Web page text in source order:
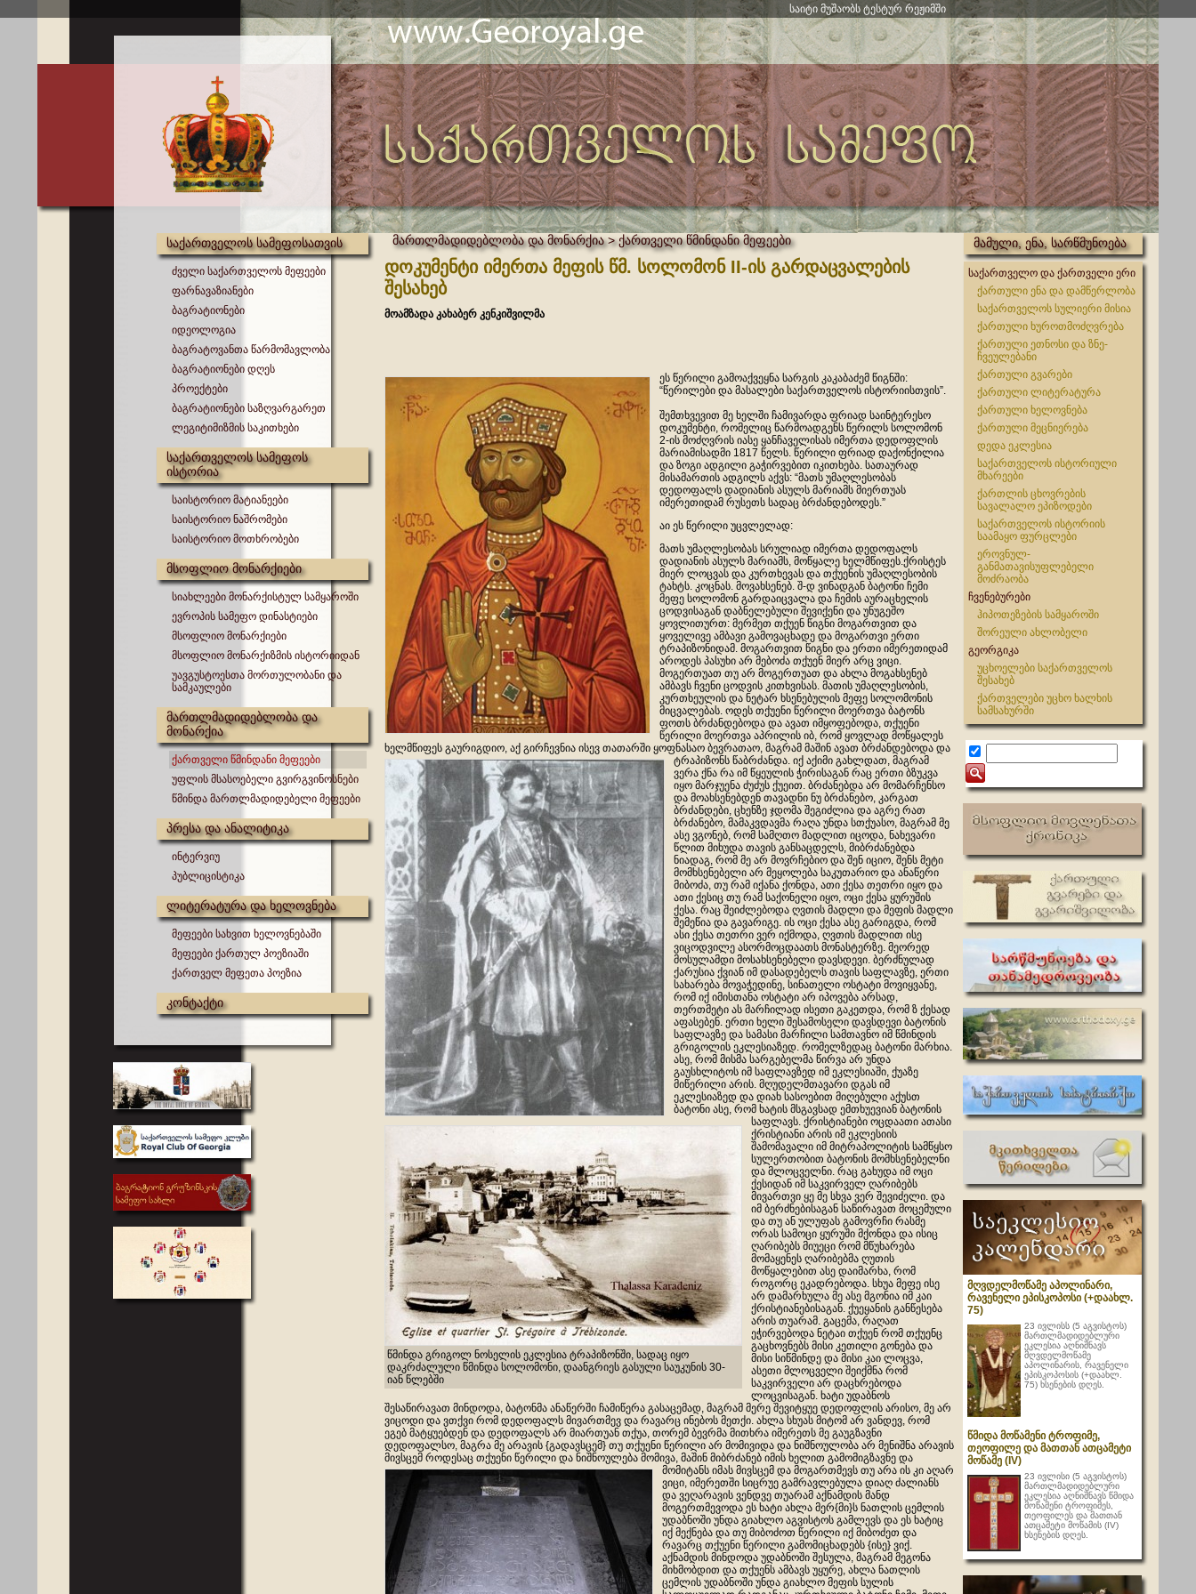
საიტი მუშაობს ტესტურ რეჟიმში
საქართველოს სამეფოსათვის
ძველი საქართველოს მეფეები
ფარნავაზიანები
ბაგრატიონები
იდეოლოგია
ბაგრატოვანთა წარმომავლობა
ბაგრატიონები დღეს
პროექტები
ბაგრატიონები საზღვარგარეთ
ლეგიტიმიზმის საკითხები
საქართველოს სამეფოს
ისტორია
საისტორიო მატიანეები
საისტორიო ნაშრომები
საისტორიო მოთხრობები
მსოფლიო მონარქიები
სიახლეები მონარქისტულ სამყაროში
ევროპის სამეფო დინასტიები
მსოფლიო მონარქიები
მსოფლიო მონარქიზმის ისტორიიდან
უავგუსტოესთა მორთულობანი და
სამკაულები
მართლმადიდებლობა და
მონარქია
ქართველი წმინდანი მეფეები
უფლის მსასოებელი გვირგვინოსნები
წმინდა მართლმადიდებელი მეფეები
პრესა და ანალიტიკა
ინტერვიუ
პუბლიცისტიკა
ლიტერატურა და ხელოვნება
მეფეები სახვით ხელოვნებაში
მეფეები ქართულ პოეზიაში
ქართველ მეფეთა პოეზია
კონტაქტი
მართლმადიდებლობა და მონარქია > ქართველი წმინდანი მეფეები
დოკუმენტი იმერთა მეფის წმ. სოლომონ II-ის გარდაცვალების
შესახებ
მოამზადა კახაბერ კენკიშვილმა
ეს წერილი გამოაქვეყნა სარგის კაკაბაძემ წიგნში:
“წერილები და მასალები საქართველოს ისტორიისთვის”.
შემთხვევით მე ხელში ჩამივარდა ფრიად საინტერესო
დოკუმენტი, რომელიც წარმოადგენს წერილს სოლომონ
2-ის მოძღვრის იასე ყანჩაველისას იმერთა დედოფლის
მარიამისადმი 1817 წელს. წერილი ფრიად დაქონქილია
და ზოგი ადგილი გაჭირვებით იკითხება. სათაურად
მისამართის ადგილს აქვს: “მათს უმაღლესობას
დედოფალს დადიანის ასულს მარიამს მიერთუას
იმერეთიდამ რუსეთს სადაც ბრძანდებოდეს.”
აი ეს წერილი უცვლელად:
მათს უმაღლესობას სრულიად იმერთა დედოფალს
დადიანის ასულს მარიამს, მოწყალე ხელმწიფეს.ქრისტეს
მიერ ლოცვას და კურთხევას და თქუენის უმაღლესობის
ტახტს. კოცნას. მოვახსენებ. შ-დ ვინადგან ბატონი ჩემი
მეფე სოლომონ გარდაიცვალა და ჩემის აურაცხელის
ცოდვისაგან დაბნელებული შევიქენი და უნუგეშო
ყოვლითურთ: მერმეთ თქუენ წიგნი მოგართვით და
ყოველივე ამბავი გამოვაცხადე და მოგართვი ერთი
ტრაპიზონიდამ. მოგართვით წიგნი და ერთი იმერეთიდამ
აროდეს პასუხი არ მებოძა თქუენ მიერ არც ვიცი.
მოგერთუათ თუ არ მოგერთუათ და ახლა მოგახსენებ
ამბავს ჩვენი ცოდვის კითხვისას. მათის უმაღლესობის,
კურთხეულის და ნეტარ ხსენებულის მეფე სოლომონის
მიცვალებას. ოდეს თქუენი წერილი მოერთვა ბატონს
ფოთს ბრძანდებოდა და ავათ იმყოფებოდა, თქუენი
წერილი მოერთვა აპრილის იბ, რომ ყოვლად მოწყალეს
ხელმწიფეს გაურიგდიო, აქ გირჩევნია ისევ თათარში ყოფნასაო ბევრათაო, მაგრამ მაშინ ავათ ბრძანდებოდა და
ტრაპიზონს წაბრძანდა. იქ აქიმი გახლდათ, მაგრამ
ვერა ქნა რა იმ წყეულის ჭირისაგან რაც ერთი ბზუკვა
იყო მარჯუენა ძუძუს ქუეით. ბრძანებდა არ მომარჩენსო
და მოახსენებდენ თავადნი ნუ ბრძანებო, კარგათ
ბრძანდები, ცხენზე ჯდომა შეგიძლია და აგრე რათ
ბრძანებო, მამაკვდავმა რაღა უნდა სთქუასო, მაგრამ მე
ასე ვგონებ, რომ სამღთო მადლით იცოდა, ნახევარი
წლით მიხუდა თავის განსაცდელს, მიბრძანებდა
ნიადაგ, რომ მე არ მოვრჩებიო და შენ იციო, შენს მეტი
მომხსენებელი არ მეყოლება საკუთარიო და ანაწერი
მიბოძა, თუ რამ იქანა ქონდა, ათი ქესა თეთრი იყო და
ათი ქესიც თუ რამ საქონელი იყო, ოცი ქესა ყურუშის
ქესა. რაც შეიძლებოდა ღვთის მადლი და მეფის მადლი
შემეწია და გავარიგე. ის ოცი ქესა ასე გარიგდა, რომ
ასი ქესა თეთრი ვერ იქმოდა, ღვთის მადლით ისე
ვიცოდვილე ასორმოცდაათს მონასტერზე. მეორედ
მოსულამდი მოსახსენებელი დავსდევი. ბერძნულად
ქარუსია ქვიან იმ დასადებელს თავის საფლავზე, ერთი
სახარება მოვაჭედინე, სინათელი ოსტატი მოვიყვანე,
რომ იქ იმისთანა ოსტატი არ იპოვება არსად,
თერთმეტი ას მარჩილად ისეთი გაკეთდა, რომ ზ ქესად
აფასებენ. ერთი ხელი შესამოსელი დავსდევი ბატონის
საფლავზე და სამასი მარჩილი სამთავნო იმ წმინდის
გრიგოლის ეკლესიაზედ. რომელზედაც ბატონი მარხია.
ასე, რომ მისმა სარგებელმა წირვა არ უნდა
გაუსხლიტოს იმ საფლავზედ იმ ეკლესიაში, ქუაზე
მიწერილი არის. მღუდელმთავარი დგას იმ
ეკლესიაზედ და დ
წმინდა გრიგოლ ნოსელის ეკლესია ტრაპიზონში, სადაც იყო
დაკრძალული წმინდა სოლომონი, დაანგრიეს გასული საუკუნის 30-
იან წლებში
იახ სასოებით მიღებული აქუსთ
ბატონი ასე, რომ ხატის მსგავსად ემთხუევიან ბატონის
საფლავს. ქრისტიანები ოცდაათი ათასი
ქრისტიანი არის იმ ეკლესიის
შამომავალი იმ მიტრაპოლიტის სამწყსო
სულერთობით ბატონის მომხსენებელნი
და მლოცველნი. რაც გახუდა იმ ოცი
ქესიდან იმ საკვირველ ღარიბებს
მივართვი ყე მე სხვა ვერ შევიძელი. და
იმ ბერძნებისაგან საწირავათ მოცემული
და თუ ან ულუფას გამოვრჩი რასმე
ორას სამოცი ყურუში მქონდა და ისიც
ღარიბებს მიუეცი რომ მწუხარება
მომაყენეს ღარიბებმა ღუთის
მოწყალებით ასე დაიმარხა, რომ
როგორც ეკადრებოდა. სხუა მეფე ისე
არ დამარხულა მე ასე მგონია იმ კაი
ქრისტიანებისაგან. ქუეყანის განწესება
არის თუარამ. გაცემა, რაღათ
ეჭირვებოდა ნეტაი თქუენ რომ თქუენც
გაცხოვნებს მისი კეთილი გონება და
მისი სიწმინდე და მისი კაი ლოცვა,
ასეთი მლოცველი შეიქმნა რომ
საკვირველი არ დაცხრებოდა
ლოცვისაგან. ხატი უდაბნოს
შესაწირავათ მინდოდა, ბატონმა ანაწერში ჩამიწერა გასაცემად, მაგრამ მერე შევიტყუე დედოფლის არისო, მე არ
ვიცოდი და ვთქვი რომ დედოფალს მივართმევ და რავარც ინებოს მეთქი. ახლა სხუას მიტომ არ ვანდევ, რომ
ეგებ მატყუებდენ და დედოფალს არ მიართუან თქუა, თორემ ბევრმა მითხრა იმერეთს მე გაუგზავნი
დედოფალსო, მაგრა მე არავის {გადავსცემ} თუ თქუენი წერილი არ მომივიდა და ნიშნოულობა არ მენიშნა არავის
მივსცემ როდესაც თქუენი წერილი და ნიშნოულება მომივა, მაშინ მიბრძანებ იმის ხელით გამომიგზავნე და
მომიტანს იმას მივსცემ და მოგართმევს თუ არა ის კი აღარ
ვიცი, იმერეთში სიცრუე გამრავლებულა დიაღ ძალიანს
და ვეღარავის ვენდვე თუარამ აქნამდის მანდ
მოგერთმევოდა ეს ხატი ახლა მერ{მი}ს ნათლის ცემლის
უდაბნოში უნდა გიახლო აგვისტოს გამლევს და ეს ხატიც
იქ მექნება და თუ მიბოძოთ წერილი იქ მიბოძეთ და
რავარც თქუენი წერილი გამომიცხადებს {ისე} ვიქ.
აქნამდის მინდოდა უდაბნოში შესულა, მაგრამ მეგონა
მიხმობდით და თქუენს ამბავს უყურე, ახლა ნათლის
ცემლის უდაბნოში უნდა გიახლო მეფის სულის
მამული, ენა, სარწმუნოება
საქართველო და ქართველი ერი
ქართული ენა და დამწერლობა
საქართველოს სულიერი მისია
ქართული ხუროთმოძღვრება
ქართული ეთნოსი და ზნე-
ჩვეულებანი
ქართული გვარები
ქართული ლიტერატურა
ქართული ხელოვნება
ქართული მეცნიერება
დედა ეკლესია
საქართველოს ისტორიული
მხარეები
ქართლის ცხოვრების
სავალალო ეპიზოდები
საქართველოს ისტორიის
საამაყო ფურცლები
ეროვნულ-
განმათავისუფლებელი
მოძრაობა
ჩვენებურები
ჰიპოთეზების სამყაროში
შორეული ახლობელი
გეორგიკა
უცხოელები საქართველოს
შესახებ
ქართველები უცხო ხალხის
სამსახურში
მღვდელმოწამე აპოლინარი,
რავენელი ეპისკოპოსი (+დაახლ.
75)
23 ივლისს (5 აგვისტოს)
მართლმადიდებლური
ეკლესია აღნიშნავს
მღვდელმოწამე
აპოლინარის, რავენელი
ეპისკოპოსის (+დაახლ.
75) ხსენების დღეს.
წმიდა მოწამენი ტროფიმე,
თეოფილე და მათთან ათცამეტი
მოწამე (IV)
23 ივლისი (5 აგვისტოს)
მართლმადიდებლური
ეკლესია აღნიშნავს წმიდა
მოწამენი ტროფიმეს,
თეოფილეს და მათთან
ათცამეტი მოწამის (IV)
ხსენების დღეს.